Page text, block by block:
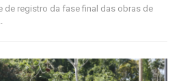
de registro da fase final das obras de